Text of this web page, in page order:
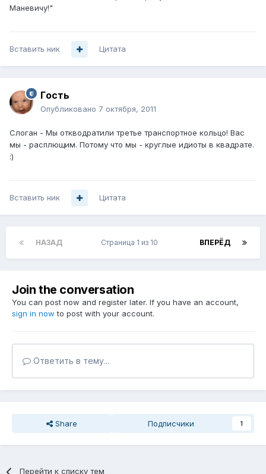
Маневичу!"
Вставить ник Цитата
Гoсть
Опубликовано 7 октября, 2011
Слоган - Мы откводратили третье транспортное кольцо! Вас
мы - расплющим. Потому что мы - круглые идиоты в квадрате.
:)
Вставить ник Цитата
НАЗАД ВПЕРЁД
Страница 1 из 10
Join the conversation
You can post now and register later. If you have an account,
sign in now to post with your account.
Ответить в тему...
Share Подписчики 1
Перейти к списку тем